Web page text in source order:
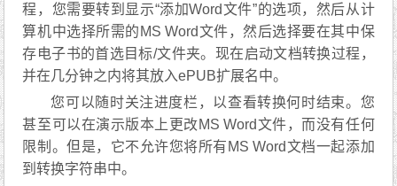
程，您需要转到显示“添加Word文件”的选项，然后从计
算机中选择所需的MS Word文件，然后选择要在其中保
存电子书的首选目标/文件夹。现在启动文档转换过程，
并在几分钟之内将其放入ePUB扩展名中。
您可以随时关注进度栏，以查看转换何时结束。您
甚至可以在演示版本上更改MS Word文件，而没有任何
限制。但是，它不允许您将所有MS Word文档一起添加
到转换字符串中。